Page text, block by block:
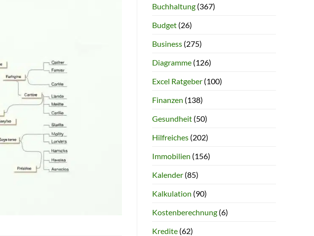
Buchhaltung(367)
Budget(26)
Business(275)
Diagramme(126)
Excel Ratgeber(100)
Finanzen (138)
Gesundheit(50)
Hilfreiches(202)
Immobilien (156)
Kalender(85)
Kalkulation (90)
Kostenberechnung(6)
Kredite(62)